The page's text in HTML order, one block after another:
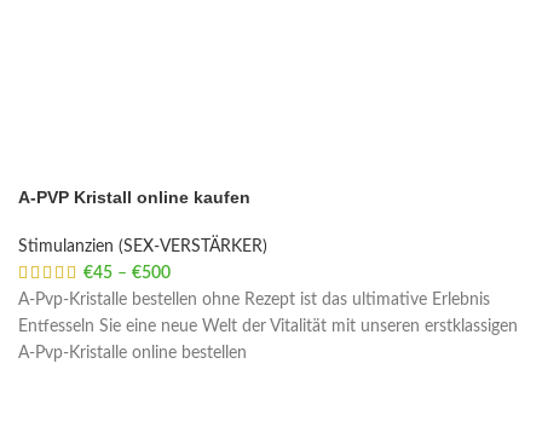
A-PVP Kristall online kaufen
Stimulanzien (SEX-VERSTÄRKER)
€45 – €500
A-Pvp-Kristalle bestellen ohne Rezept ist das ultimative Erlebnis
Entfesseln Sie eine neue Welt der Vitalität mit unseren erstklassigen
A-Pvp-Kristalle online bestellen